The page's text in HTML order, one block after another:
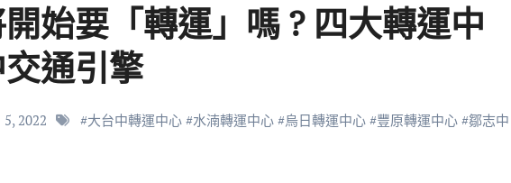
始要「轉運」嗎 ? 四大轉運中
通引擎
5, 2022 #大台中轉運中心 #水湳轉運中心 #烏日轉運中心 #豐原轉運中心 #鄒志中